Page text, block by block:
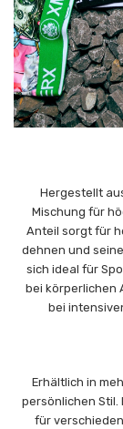
Hergestellt
Mischung für
Anteil sorgt für
dehnen und
sich ideal für
bei körperlichen
bei
Erhältlich in
persönlichen
für